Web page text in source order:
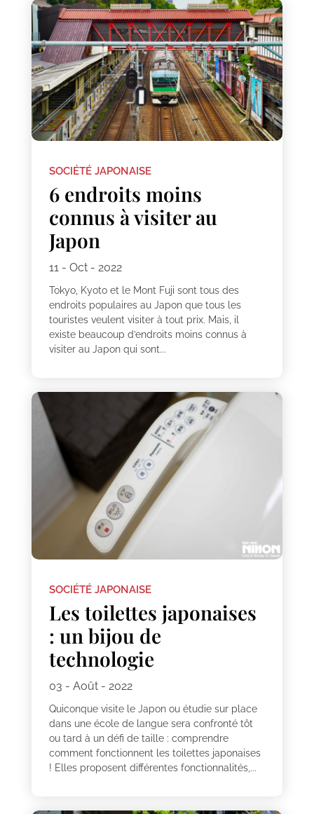
SOCIÉTÉ JAPONAISE
6 endroits moins
connus à visiter au
Japon
11 - Oct - 2022
Tokyo, Kyoto et le Mont Fuji sont tous des
endroits populaires au Japon que tous les
touristes veulent visiter à tout prix. Mais, il
existe beaucoup d’endroits moins connus à
visiter au Japon qui sont...
SOCIÉTÉ JAPONAISE
Les toilettes japonaises
: un bijou de
technologie
03 - Août - 2022
Quiconque visite le Japon ou étudie sur place
dans une école de langue sera confronté tôt
ou tard à un défi de taille : comprendre
comment fonctionnent les toilettes japonaises
! Elles proposent différentes fonctionnalités,...